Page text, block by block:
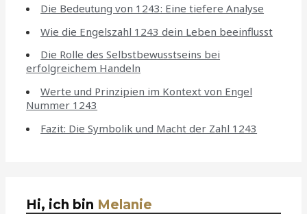
Die Bedeutung von 1243: Eine tiefere Analyse
Wie die Engelszahl 1243 dein Leben beeinflusst
Die Rolle des Selbstbewusstseins bei
erfolgreichem Handeln
Werte und Prinzipien im Kontext von Engel
Nummer 1243
Fazit: Die Symbolik und Macht der Zahl 1243
Hi, ich bin Melanie